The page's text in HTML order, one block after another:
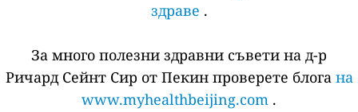
здраве .
За много полезни здравни съвети на д-р
Ричард Сейнт Сир от Пекин проверете блога на
www.myhealthbeijing.com .